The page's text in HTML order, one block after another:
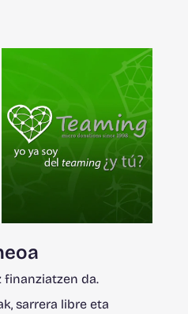
da.
sarrera libre eta